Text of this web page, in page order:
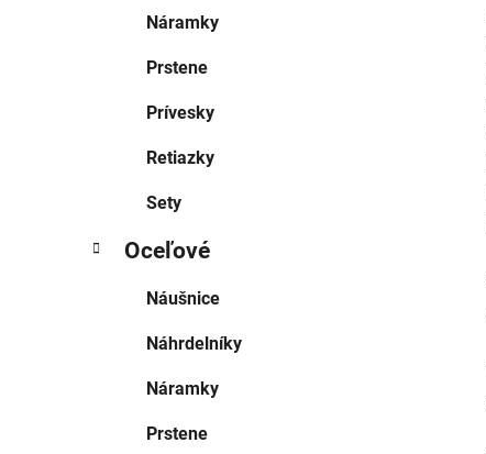
Náramky
Prstene
Prívesky
Retiazky
Sety
Oceľové
Náušnice
Náhrdelníky
Náramky
Prstene